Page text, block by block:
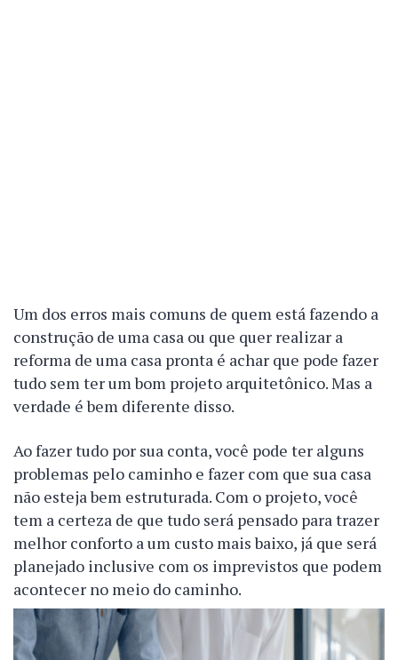
Um dos erros mais comuns de quem está fazendo a
construção de uma casa ou que quer realizar a
reforma de uma casa pronta é achar que pode fazer
tudo sem ter um bom projeto arquitetônico. Mas a
verdade é bem diferente disso.
Ao fazer tudo por sua conta, você pode ter alguns
problemas pelo caminho e fazer com que sua casa
não esteja bem estruturada. Com o projeto, você
tem a certeza de que tudo será pensado para trazer
melhor conforto a um custo mais baixo, já que será
planejado inclusive com os imprevistos que podem
acontecer no meio do caminho.